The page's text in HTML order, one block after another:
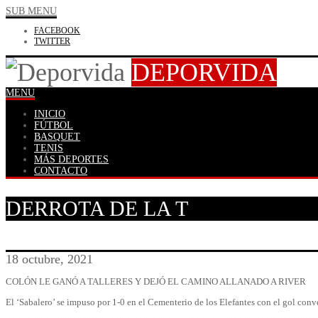
SUB MENU
FACEBOOK
TWITTER
DEPORVIDA
MENU
INICIO
FÚTBOL
BASQUET
TENIS
MÁS DEPORTES
CONTACTO
DERROTA DE LA T
18 octubre, 2021
COLÓN LE GANÓ A TALLERES Y DEJÓ EL CAMINO ALLANADO A RIVER
El ‘Sabalero’ se impuso por 1-0 en el Cementerio de los Elefantes con el gol